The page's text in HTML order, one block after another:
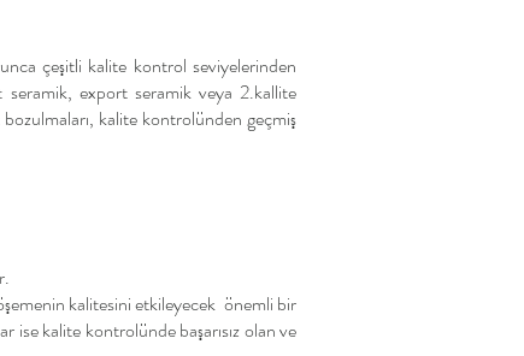
çeşitli kalite kontrol seviyelerinden
export seramik veya 2.kallite
bozulmaları, kalite kontrolünden geçmiş
kalitesini etkileyecek önemli bir
kalite kontrolünde başarısız olan ve